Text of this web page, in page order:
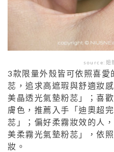
source:妞
3款限量外殼皆可依照喜愛
蕊，追求高遮瑕與舒適妝
美晶透光氣墊粉蕊」；喜
膚色，推薦入手「迪奧超
蕊」；偏好柔霧妝效的人
美柔霧光氣墊粉蕊」，依
妝。